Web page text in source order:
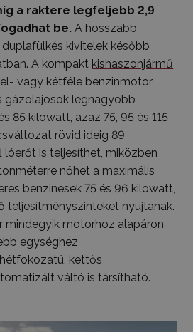
a raktere legfeljebb 2,9
be. A hosszabb
kivitelek később
A kompakt kishaszonjármű
vagy kétféle benzinmotor
gázolajosok legnagyobb
85 kilowatt, azaz 75, 95 és 115
rövid ideig 89
lóerőt is teljesíthet, miközben
nőhet a maximális
benzinesek 75 és 96 kilowatt,
teljesítményszinteket nyújtanak.
mindegyik motorhoz alapáron
egységhez
kettős
váltó is társítható.